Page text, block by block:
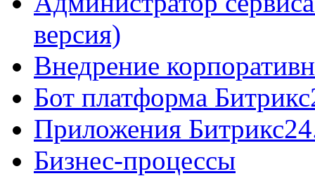
версия)
Внедрение
Бот платформа
Приложения
Бизнес-процессы